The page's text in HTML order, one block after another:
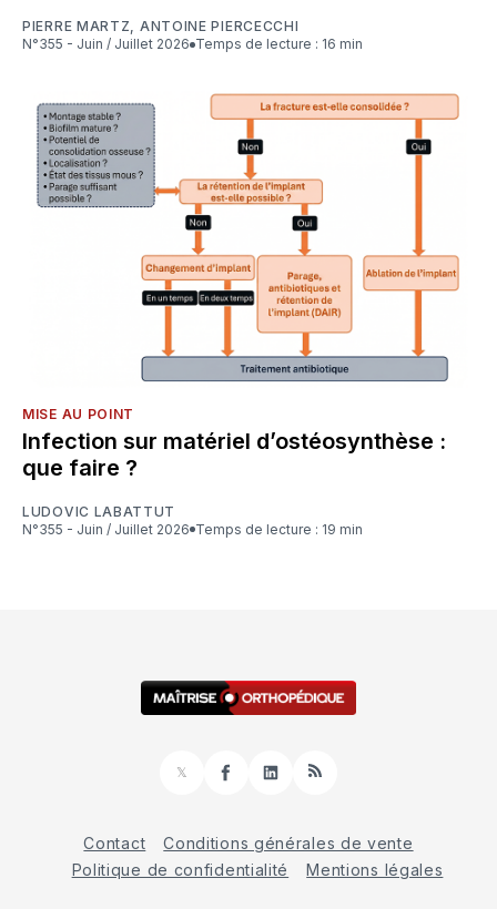
PIERRE MARTZ, ANTOINE PIERCECCHI
N°355 - Juin / Juillet 2026
Temps de lecture : 16 min
MISE AU POINT
Infection sur matériel d’ostéosynthèse :
que faire ?
LUDOVIC LABATTUT
N°355 - Juin / Juillet 2026
Temps de lecture : 19 min
𝕏
FacebookLinkedInRSS
Contact
Conditions générales de vente
Politique de confidentialité
Mentions légales